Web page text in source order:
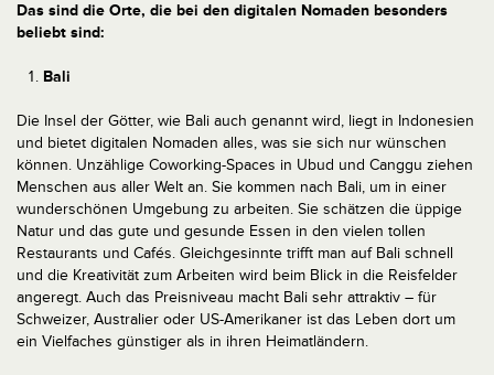
Das sind die Orte, die bei den digitalen Nomaden besonders
beliebt sind:
Bali
Die Insel der Götter, wie Bali auch genannt wird, liegt in Indonesien
und bietet digitalen Nomaden alles, was sie sich nur wünschen
können. Unzählige Coworking-Spaces in Ubud und Canggu ziehen
Menschen aus aller Welt an. Sie kommen nach Bali, um in einer
wunderschönen Umgebung zu arbeiten. Sie schätzen die üppige
Natur und das gute und gesunde Essen in den vielen tollen
Restaurants und Cafés. Gleichgesinnte trifft man auf Bali schnell
und die Kreativität zum Arbeiten wird beim Blick in die Reisfelder
angeregt. Auch das Preisniveau macht Bali sehr attraktiv – für
Schweizer, Australier oder US-Amerikaner ist das Leben dort um
ein Vielfaches günstiger als in ihren Heimatländern.